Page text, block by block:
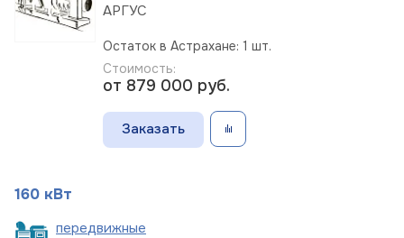
АРГУС
Остаток в Астрахане: 1 шт.
Стоимость:
от 879 000 руб.
Заказать
160 кВт
передвижные